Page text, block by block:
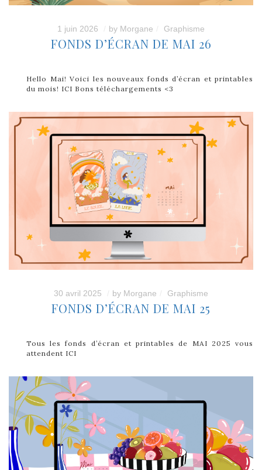
1 juin 2026 by Morgane Graphisme
FONDS D’ÉCRAN DE MAI 26
Hello Mai! Voici les nouveaux fonds d’écran et printables
du mois! ICI Bons téléchargements <3
30 avril 2025 by Morgane Graphisme
FONDS D’ÉCRAN DE MAI 25
Tous les fonds d’écran et printables de MAI 2025 vous
attendent ICI